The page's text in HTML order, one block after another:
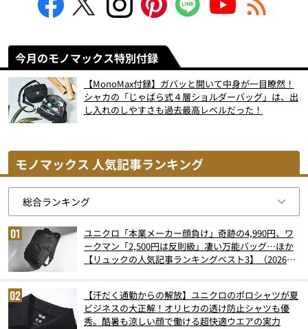
今月のモノマックス特別付録
【MonoMax付録】ガバッと開いて中身が一目瞭然！
シャカの「じゃばら式４層ショルダーバッグ」は、出
し入れのしやすさも過去最高レベルだった！
モノマックス 人気記事ランキング
ユニクロ「本業メーカー顔負け」奇跡の4,990円、ワ
ークマン「2,500円は反則級」凄い万能バッグ…ほか
【リュックの人気記事ランキングベスト3】（2026年
【汗だく通勤からの解放】ユニクロのポロシャツが夏
ビジネスの大正解！オリヒカの透け防止シャツも優
秀。酷暑も涼しい顔で働ける超快適ウエアの実力